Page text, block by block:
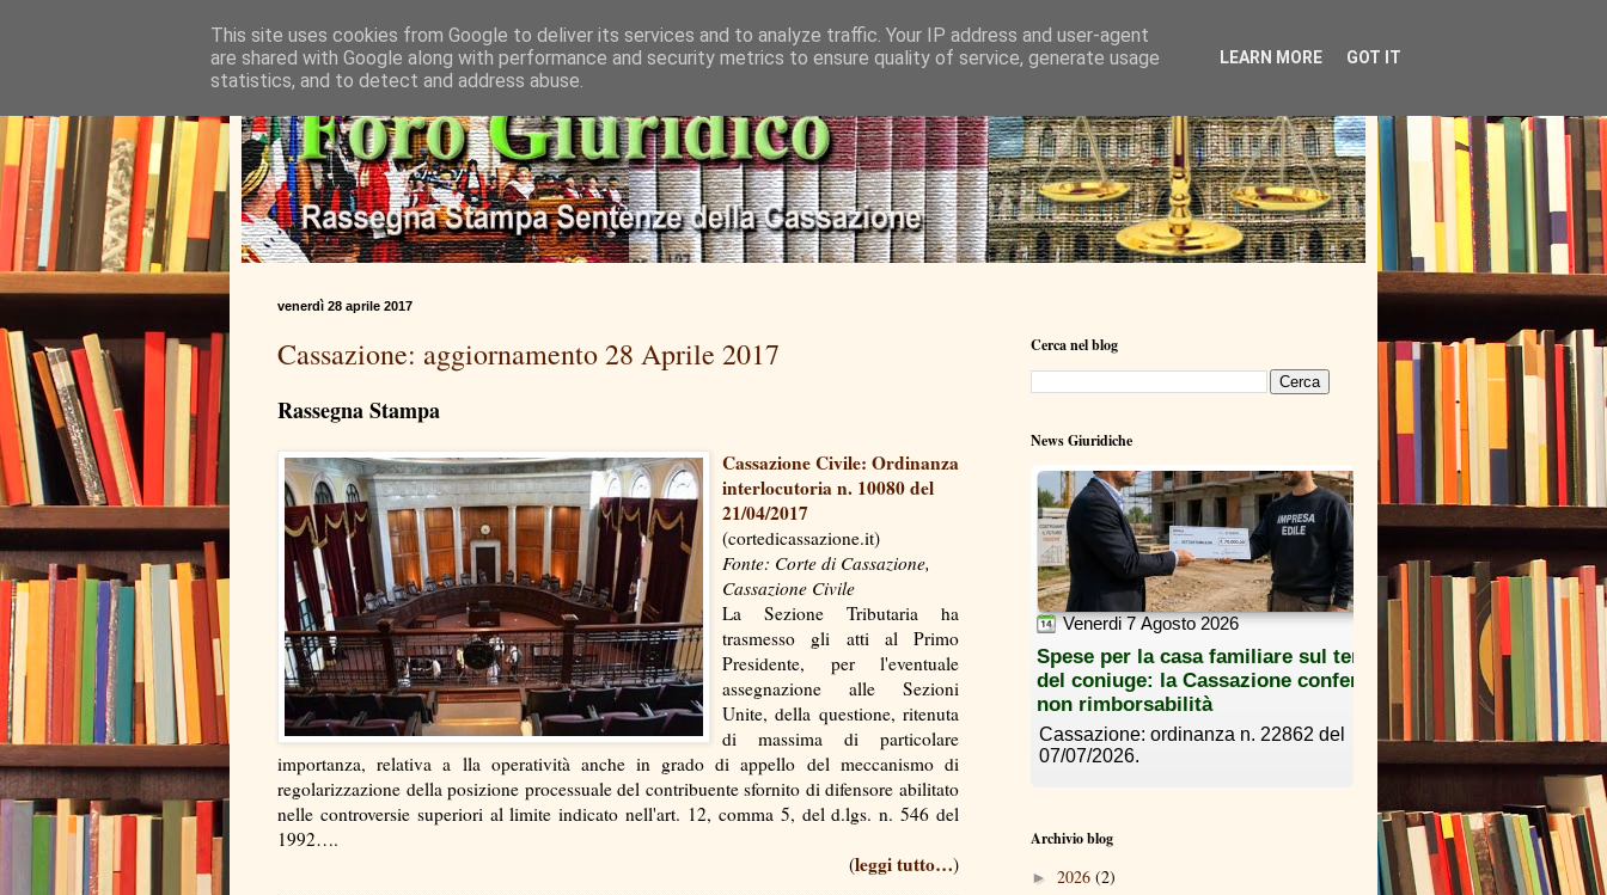
venerdì 28 aprile 2017
Cassazione: aggiornamento 28 Aprile 2017
Rassegna Stampa
Cassazione Civile: Ordinanza
interlocutoria n. 10080 del
21/04/2017
(cortedicassazione.it)
Fonte: Corte di Cassazione,
Cassazione Civile
La Sezione Tributaria ha
trasmesso gli atti al Primo
Presidente, per l'eventuale
assegnazione alle Sezioni
Unite, della questione, ritenuta
di massima di particolare
importanza, relativa a lla operatività anche in grado di appello del meccanismo di
regolarizzazione della posizione processuale del contribuente sfornito di difensore abilitato
nelle controversie superiori al limite indicato nell'art. 12, comma 5, del d.lgs. n. 546 del
1992….
(leggi tutto…)
Cerca nel blog
News Giuridiche
Archivio blog
► 2026 (2)
This site uses cookies from Google to deliver its services and to analyze traffic. Your IP address and user-agent
are shared with Google along with performance and security metrics to ensure quality of service, generate usage
statistics, and to detect and address abuse.
LEARN MORE GOT IT